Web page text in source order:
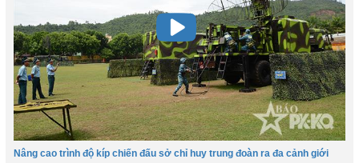
Nâng cao trình độ kíp chiến đấu sở chỉ huy trung đoàn ra đa cảnh giới